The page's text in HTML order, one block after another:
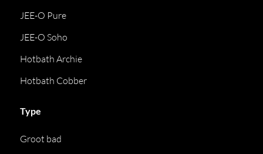
JEE-O Pure
JEE-O Soho
Hotbath Archie
Hotbath Cobber
Type
Groot bad